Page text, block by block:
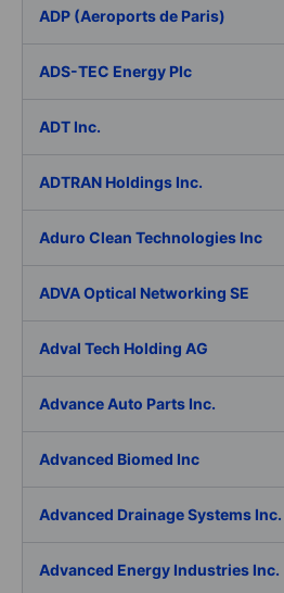
ADP (Aeroports de Paris)
ADS-TEC Energy Plc
ADT Inc.
ADTRAN Holdings Inc.
Aduro Clean Technologies Inc
ADVA Optical Networking SE
Adval Tech Holding AG
Advance Auto Parts Inc.
Advanced Biomed Inc
Advanced Drainage Systems Inc.
Advanced Energy Industries Inc.